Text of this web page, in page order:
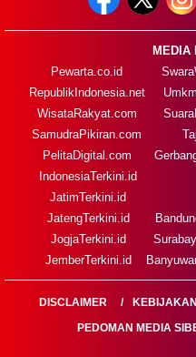
MEDIA
Pewarta.co.id
RepublikIndonesia.net
WisataRakyat.com
SamudraPikiran.com
PelitaDigital.com
IndonesiaTerkini.id
JatimTerkini.id
JatengTerkini.id
JogjaTerkini.id
JemberTerkini.id
DISCLAIMER
PEDOMAN MEDIA